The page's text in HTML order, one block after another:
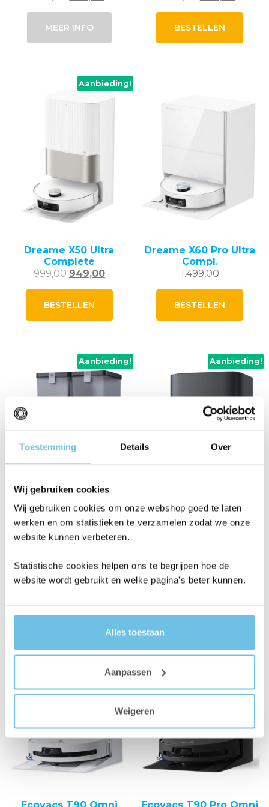
Toestemming Details Over
Wij gebruiken cookies
Wij gebruiken cookies om onze webshop goed te laten
werken en om statistieken te verzamelen zodat we onze
website kunnen verbeteren.
Statistische cookies helpen ons te begrijpen hoe de
website wordt gebruikt en welke pagina's beter kunnen.
Alles toestaan
Aanpassen
Weigeren
prijs
was:
749,00.
prijs
729,00.
MEER INFO
prijs
was:
999,00.
prijs
799,00.
BESTELLEN
Aanbieding!
Dreame X50 Ultra
Complete
999,00 Oorspronkelijke
prijs
was:
999,00.
949,00Huidige
prijs
949,00.
BESTELLEN
Dreame X60 Pro Ultra
Compl.
1.499,00
BESTELLEN
Aanbieding!
Ecovacs T30e Omni
prijs
was:
prijs
is:
BESTELLEN
Aanbieding!
Ecovacs T80s Omni
prijs
was:
is:
BESTELLEN